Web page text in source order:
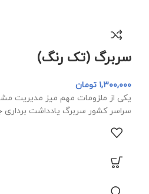
سربرگ (تک رنگ)
۱,۳۰۰,۰۰۰ تومان
یکی از ملزومات مهم میز مدیریت
سراسر کشور سربرگ یادداشت